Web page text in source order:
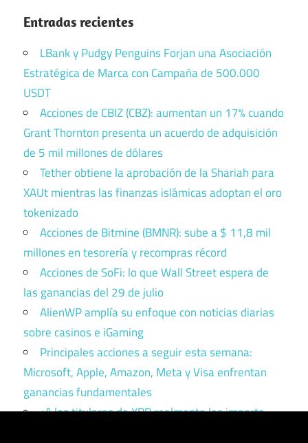
Entradas recientes
LBank y Pudgy Penguins Forjan una Asociación
Estratégica de Marca con Campaña de 500.000
USDT
Acciones de CBIZ (CBZ): aumentan un 17% cuando
Grant Thornton presenta un acuerdo de adquisición
de 5 mil millones de dólares
Tether obtiene la aprobación de la Shariah para
XAUt mientras las finanzas islámicas adoptan el oro
tokenizado
Acciones de Bitmine (BMNR): sube a $ 11,8 mil
millones en tesorería y recompras récord
Acciones de SoFi: lo que Wall Street espera de
las ganancias del 29 de julio
AlienWP amplía su enfoque con noticias diarias
sobre casinos e iGaming
Principales acciones a seguir esta semana:
Microsoft, Apple, Amazon, Meta y Visa enfrentan
ganancias fundamentales
¿A los titulares de XRP realmente les importa